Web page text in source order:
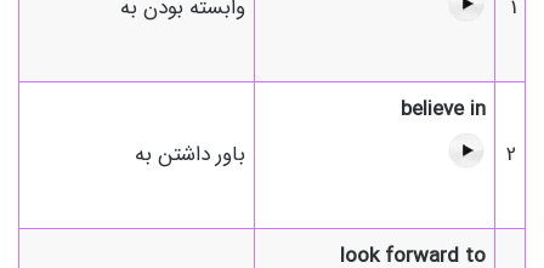
1
وابسته بودن به
2
believe in
باور داشتن به
look forward to